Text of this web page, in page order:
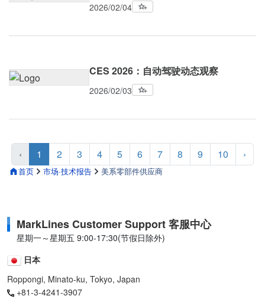
首页 市场·技术报告 美系零部件供应商
2026/02/04
CES 2026：自动驾驶动态观察
2026/02/03
‹ 1 2 3 4 5 6 7 8 9 10 ›
MarkLines Customer Support 客服中心
星期一～星期五 9:00-17:30(节假日除外)
日本
Roppongi, Minato-ku, Tokyo, Japan
+81-3-4241-3907